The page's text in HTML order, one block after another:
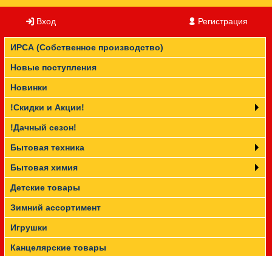
Ассортимент Бренды Вакансии
Прайс-лист
Вход Регистрация
ИРСА (Собственное производство)
Новые поступления
Новинки
!Скидки и Акции!
!Дачный сезон!
Бытовая техника
Бытовая химия
Детские товары
Зимний ассортимент
Игрушки
Канцелярские товары